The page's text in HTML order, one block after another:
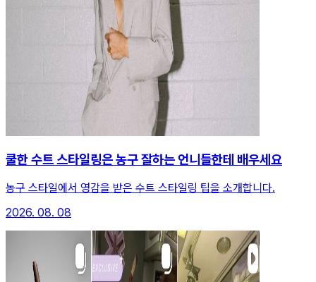
쿨한 수트 스타일링은 농구 잘하는 언니들한테 배우세요
농구 스타일에서 영감을 받은 수트 스타일링 팁을 소개합니다.
2026. 08. 08